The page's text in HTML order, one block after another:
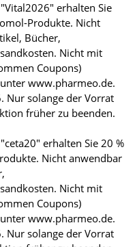
erhalten Sie
Produkte. Nicht
Bücher,
Nicht mit
Coupons)
www.pharmeo.de.
Nur solange der Vorrat
früher zu beenden.
erhalten Sie 20 %
Nicht anwendbar
Nicht mit
Coupons)
www.pharmeo.de.
Nur solange der Vorrat